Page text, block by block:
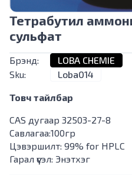
Тетрабутил
сульфат
Брэнд:
LOBA CHEMIE
Sku:
Loba014
Товч тайлбар
CAS дугаар 32503-27-8
Савлагаа:100гр
Цэвэршилт: 99% for HPLC
Гарал үүсэл: Энэтхэг